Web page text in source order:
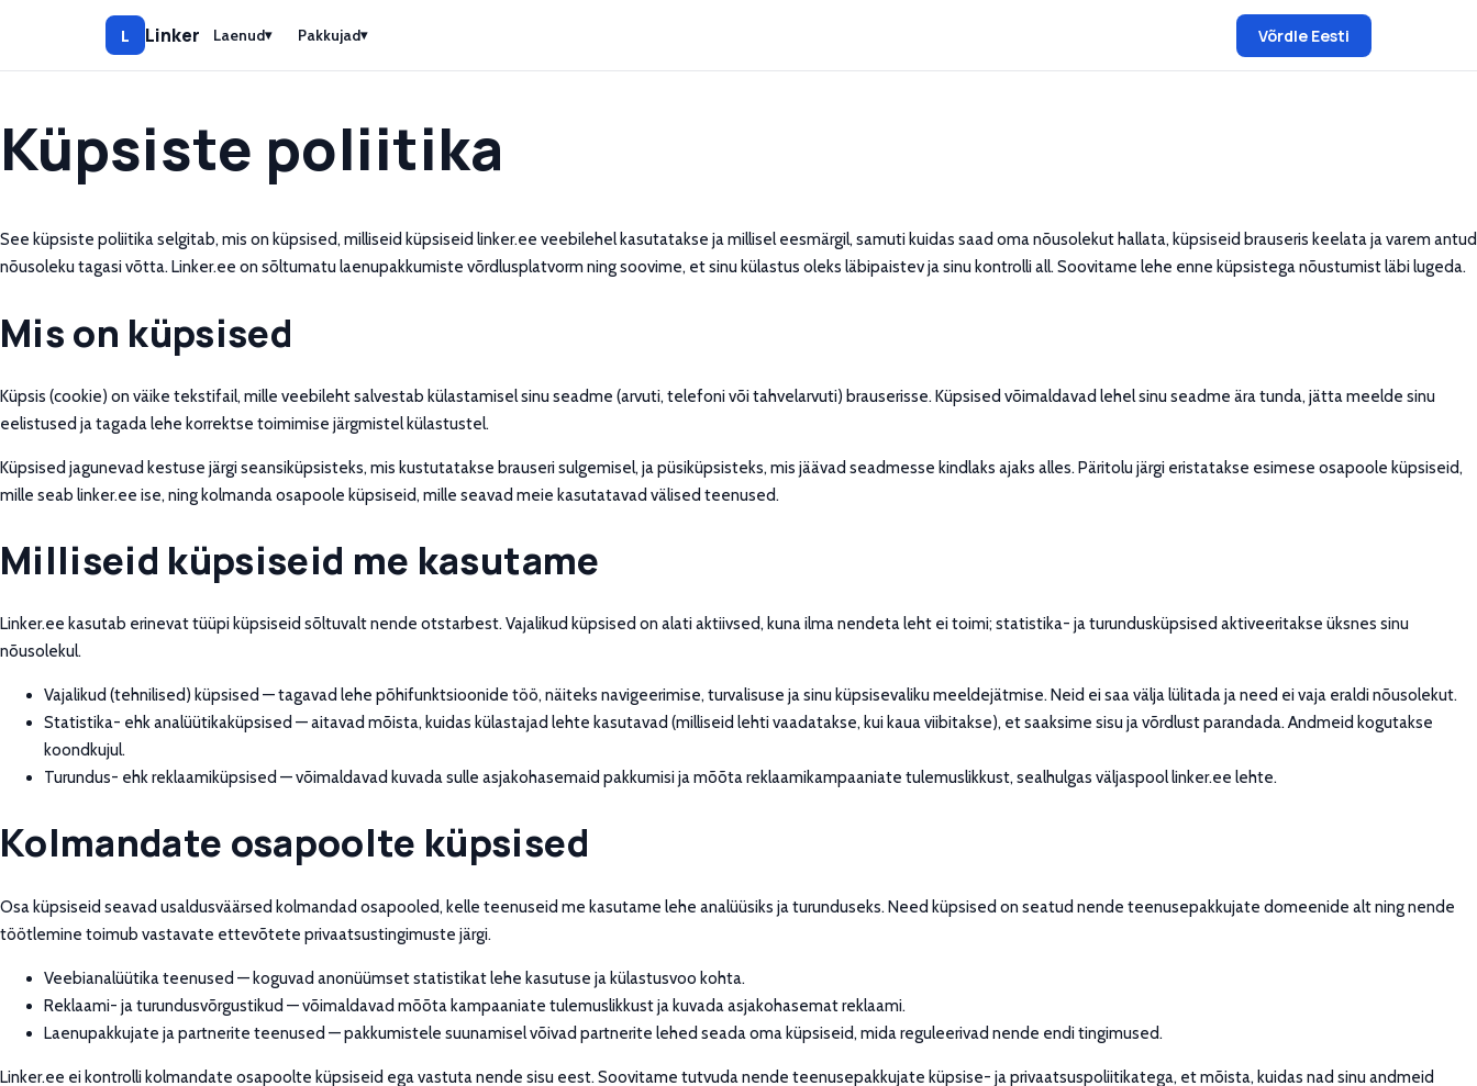
L Linker Laenud▾ Pakkujad▾ Võrdle Eesti
Küpsiste poliitika
See küpsiste poliitika selgitab, mis on küpsised, milliseid küpsiseid linker.ee veebilehel kasutatakse ja millisel eesmärgil, samuti kuidas saad oma nõusolekut hallata, küpsiseid brauseris keelata ja varem antud
nõusoleku tagasi võtta. Linker.ee on sõltumatu laenupakkumiste võrdlusplatvorm ning soovime, et sinu külastus oleks läbipaistev ja sinu kontrolli all. Soovitame lehe enne küpsistega nõustumist läbi lugeda.
Mis on küpsised
Küpsis (cookie) on väike tekstifail, mille veebileht salvestab külastamisel sinu seadme (arvuti, telefoni või tahvelarvuti) brauserisse. Küpsised võimaldavad lehel sinu seadme ära tunda, jätta meelde sinu
eelistused ja tagada lehe korrektse toimimise järgmistel külastustel.
Küpsised jagunevad kestuse järgi seansiküpsisteks, mis kustutatakse brauseri sulgemisel, ja püsiküpsisteks, mis jäävad seadmesse kindlaks ajaks alles. Päritolu järgi eristatakse esimese osapoole küpsiseid,
mille seab linker.ee ise, ning kolmanda osapoole küpsiseid, mille seavad meie kasutatavad välised teenused.
Milliseid küpsiseid me kasutame
Linker.ee kasutab erinevat tüüpi küpsiseid sõltuvalt nende otstarbest. Vajalikud küpsised on alati aktiivsed, kuna ilma nendeta leht ei toimi; statistika- ja turundusküpsised aktiveeritakse üksnes sinu
nõusolekul.
Vajalikud (tehnilised) küpsised — tagavad lehe põhifunktsioonide töö, näiteks navigeerimise, turvalisuse ja sinu küpsisevaliku meeldejätmise. Neid ei saa välja lülitada ja need ei vaja eraldi nõusolekut.
Statistika- ehk analüütikaküpsised — aitavad mõista, kuidas külastajad lehte kasutavad (milliseid lehti vaadatakse, kui kaua viibitakse), et saaksime sisu ja võrdlust parandada. Andmeid kogutakse
koondkujul.
Turundus- ehk reklaamiküpsised — võimaldavad kuvada sulle asjakohasemaid pakkumisi ja mõõta reklaamikampaaniate tulemuslikkust, sealhulgas väljaspool linker.ee lehte.
Kolmandate osapoolte küpsised
Osa küpsiseid seavad usaldusväärsed kolmandad osapooled, kelle teenuseid me kasutame lehe analüüsiks ja turunduseks. Need küpsised on seatud nende teenusepakkujate domeenide alt ning nende
töötlemine toimub vastavate ettevõtete privaatsustingimuste järgi.
Veebianalüütika teenused — koguvad anonüümset statistikat lehe kasutuse ja külastusvoo kohta.
Reklaami- ja turundusvõrgustikud — võimaldavad mõõta kampaaniate tulemuslikkust ja kuvada asjakohasemat reklaami.
Laenupakkujate ja partnerite teenused — pakkumistele suunamisel võivad partnerite lehed seada oma küpsiseid, mida reguleerivad nende endi tingimused.
Linker.ee ei kontrolli kolmandate osapoolte küpsiseid ega vastuta nende sisu eest. Soovitame tutvuda nende teenusepakkujate küpsise- ja privaatsuspoliitikatega, et mõista, kuidas nad sinu andmeid